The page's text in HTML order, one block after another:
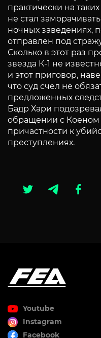
практически на
не стал
ночных заведениях,
отправлен под
Сколько в этот раз
звезда К-1 не
и этот приговор,
что суд счел не
предложенных
Бадр Хари
обращении с Коеном
причастности к
преступлениях.
Youtube
Instagram
Facebook